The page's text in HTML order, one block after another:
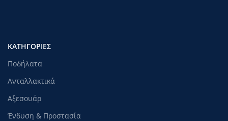
ΚΑΤΗΓΟΡΊΕΣ
Ποδήλατα
Ανταλλακτικά
Αξεσουάρ
Ένδυση & Προστασία